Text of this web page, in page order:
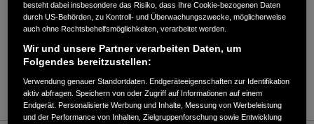
Verkauf / Kundendienst
0721/7907770
E-Mail
besteht dabei insbesondere das Risiko, dass Ihre Cookie-bezogenen Daten
durch US-Behörden, zu Kontroll- und Überwachungszwecke, möglicherweise
auch ohne Rechtsbehelfsmöglichkeiten, verarbeitet werden.
Wir und unsere Partner verarbeiten Daten, um
Folgendes bereitzustellen:
Verwendung genauer Standortdaten. Endgeräteeigenschaften zur Identifikation
aktiv abfragen. Speichern von oder Zugriff auf Informationen auf einem
Endgerät. Personalisierte Werbung und Inhalte, Messung von Werbeleistung
und der Performance von Inhalten, Zielgruppenforschung sowie Entwicklung